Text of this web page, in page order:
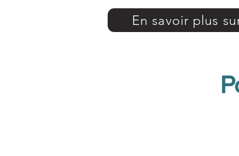
En savoir plus